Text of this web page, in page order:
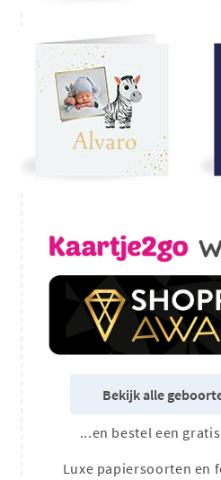
Bekijk alle
...en bestel een
Luxe papiersoorten en